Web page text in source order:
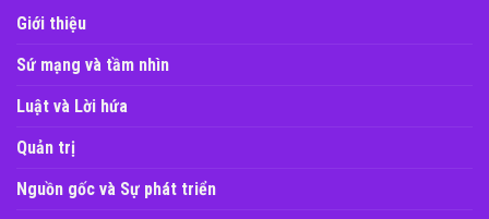
Giới thiệu
Sứ mạng và tầm nhìn
Luật và Lời hứa
Quản trị
Nguồn gốc và Sự phát triển